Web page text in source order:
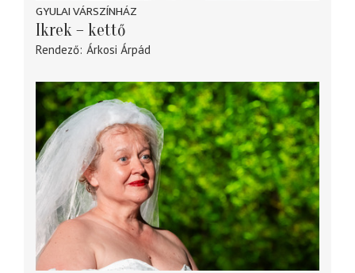
GYULAI VÁRSZÍNHÁZ
Ikrek – kettő
Rendező Árkosi Árpád